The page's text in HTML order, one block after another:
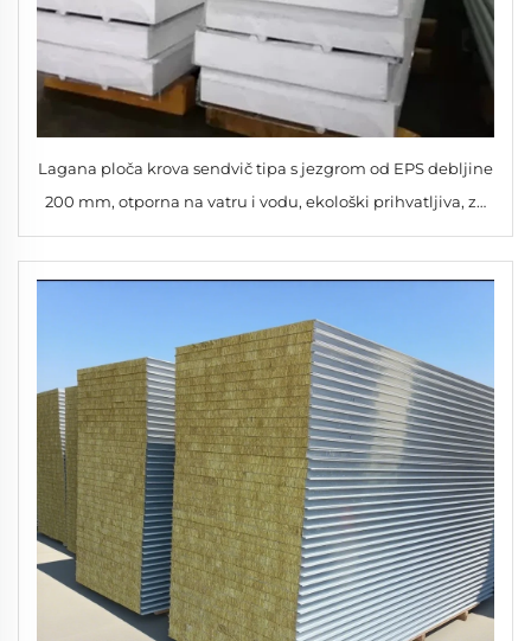
Lagana ploča krova sendvič tipa s jezgrom od EPS debljine
200 mm, otporna na vatru i vodu, ekološki prihvatljiva, za
primjenu u hladnim sobama i skladištima